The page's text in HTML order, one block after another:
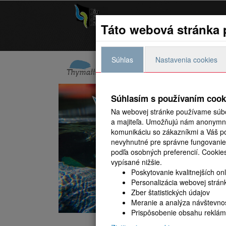
Aktuality Preteky
Táto webová
Súhlas Nastavenia cookies
Súhlasím s používaním
Na webovej stránke používame
a majiteľa. Umožňujú nám
komunikáciu so zákazníkmi a Váš
nevyhnutné pre správne
podľa osobných preferencií.
vypísané nižšie.
Poskytovanie kvalitnejších
Personalizácia webovej
Zber štatistických údajov
Meranie a analýza
Prispôsobenie obsahu reklám